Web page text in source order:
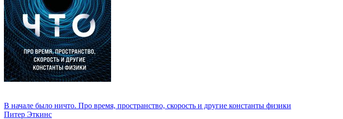
В начале было ничто. Про время, пространство, скорость и другие константы физики
Питер Эткинс